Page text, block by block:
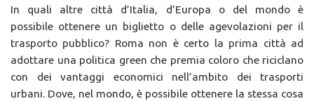
In quali altre città d’Italia, d’Europa o del mondo è
possibile ottenere un biglietto o delle agevolazioni per il
trasporto pubblico? Roma non è certo la prima città ad
adottare una politica green che premia coloro che riciclano
con dei vantaggi economici nell’ambito dei trasporti
urbani. Dove, nel mondo, è possibile ottenere la stessa cosa